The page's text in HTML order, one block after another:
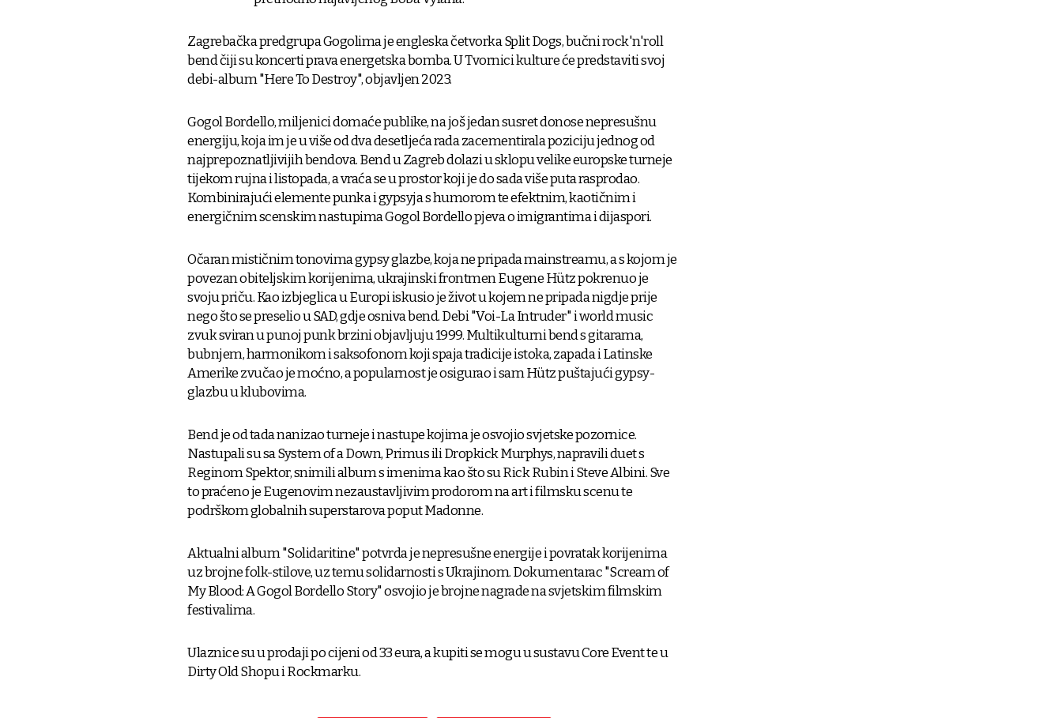
Zagrebačka predgrupa Gogolima je engleska četvorka Split Dogs, bučni rock'n'roll
bend čiji su koncerti prava energetska bomba. U Tvornici kulture će predstaviti svoj
debi-album "Here To Destroy", objavljen 2023.
Gogol Bordello, miljenici domaće publike, na još jedan susret donose nepresušnu
energiju, koja im je u više od dva desetljeća rada zacementirala poziciju jednog od
najprepoznatljivijih bendova. Bend u Zagreb dolazi u sklopu velike europske turneje
tijekom rujna i listopada, a vraća se u prostor koji je do sada više puta rasprodao.
Kombinirajući elemente punka i gypsyja s humorom te efektnim, kaotičnim i
energičnim scenskim nastupima Gogol Bordello pjeva o imigrantima i dijaspori.
Očaran mističnim tonovima gypsy glazbe, koja ne pripada mainstreamu, a s kojom je
povezan obiteljskim korijenima, ukrajinski frontmen Eugene Hütz pokrenuo je
svoju priču. Kao izbjeglica u Europi iskusio je život u kojem ne pripada nigdje prije
nego što se preselio u SAD, gdje osniva bend. Debi "Voi-La Intruder" i world music
zvuk sviran u punoj punk brzini objavljuju 1999. Multikulturni bend s gitarama,
bubnjem, harmonikom i saksofonom koji spaja tradicije istoka, zapada i Latinske
Amerike zvučao je moćno, a popularnost je osigurao i sam Hütz puštajući gypsy-
glazbu u klubovima.
Bend je od tada nanizao turneje i nastupe kojima je osvojio svjetske pozornice.
Nastupali su sa System of a Down, Primus ili Dropkick Murphys, napravili duet s
Reginom Spektor, snimili album s imenima kao što su Rick Rubin i Steve Albini. Sve
to praćeno je Eugenovim nezaustavljivim prodorom na art i filmsku scenu te
podrškom globalnih superstarova poput Madonne.
Aktualni album "Solidaritine" potvrda je nepresušne energije i povratak korijenima
uz brojne folk-stilove, uz temu solidarnosti s Ukrajinom. Dokumentarac "Scream of
My Blood: A Gogol Bordello Story" osvojio je brojne nagrade na svjetskim filmskim
festivalima.
Ulaznice su u prodaji po cijeni od 33 eura, a kupiti se mogu u sustavu Core Event te u
Dirty Old Shopu i Rockmarku.